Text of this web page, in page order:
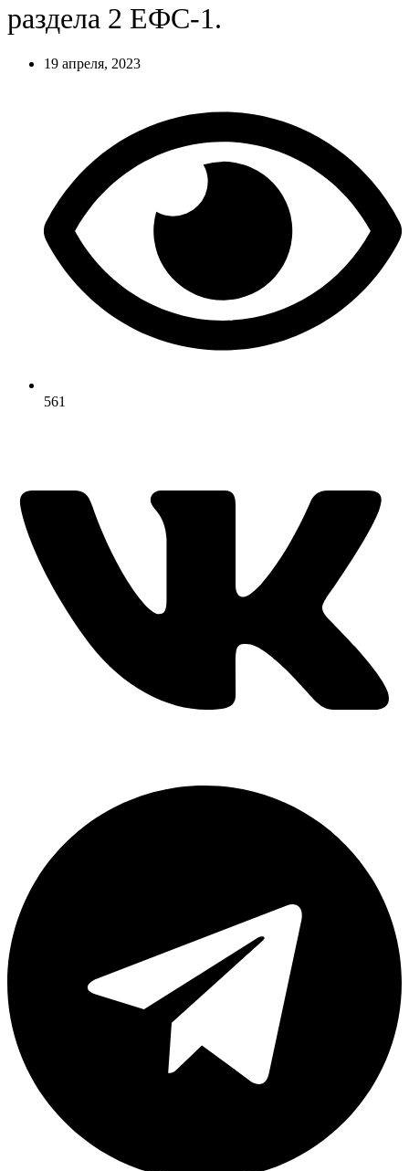
раздела 2 ЕФС-1.
19 апреля, 2023
561